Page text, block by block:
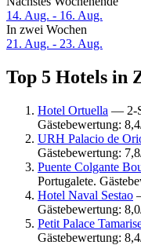
14. Aug. - 16. Aug.
In zwei Wochen
21. Aug. - 23. Aug.
Top 5 Hotels in
Hotel Ortuella — 2-
Gästebewertung:
URH Palacio de
Gästebewertung:
Puente Colgante
Portugalete.
Hotel Naval Sestao
Gästebewertung:
Petit Palace
Gästebewertung: